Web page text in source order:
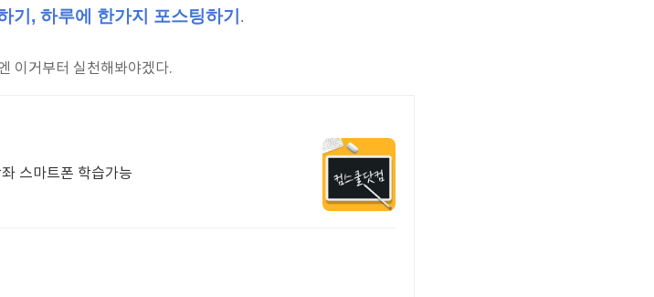
, 하루에 한가지 포스팅하기 .
이거부터 실천해봐야겠다.
스마트폰 학습가능